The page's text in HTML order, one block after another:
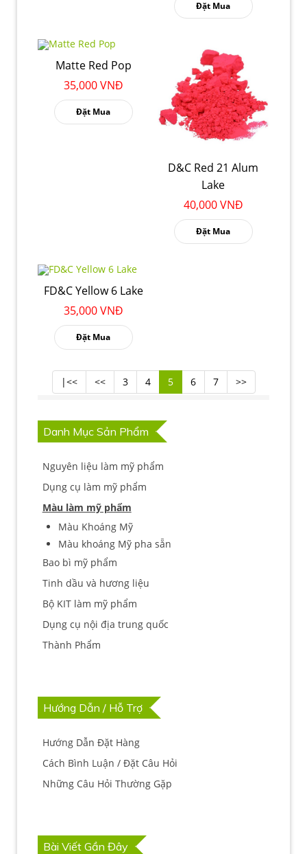
Đặt Mua
Matte Red Pop
35,000 VNĐ
Đặt Mua
D&C Red 21 Alum
Lake
40,000 VNĐ
Đặt Mua
FD&C Yellow 6 Lake
35,000 VNĐ
Đặt Mua
|<< << 3 4 5 6 7 >>
Danh Mục Sản Phẩm
Nguyên liệu làm mỹ phẩm
Dụng cụ làm mỹ phẩm
Màu làm mỹ phẩm
Màu Khoáng Mỹ
Màu khoáng Mỹ pha sẵn
Bao bì mỹ phẩm
Tinh dầu và hương liệu
Bộ KIT làm mỹ phẩm
Dụng cụ nội địa trung quốc
Thành Phẩm
Hướng Dẫn / Hỗ Trợ
Hướng Dẫn Đặt Hàng
Cách Bình Luận / Đặt Câu Hỏi
Những Câu Hỏi Thường Gặp
Bài Viết Gần Đây